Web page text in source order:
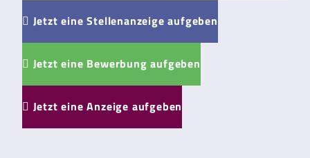
 Jetzt eine Stellenanzeige aufgeben
 Jetzt eine Bewerbung aufgeben
 Jetzt eine Anzeige aufgeben